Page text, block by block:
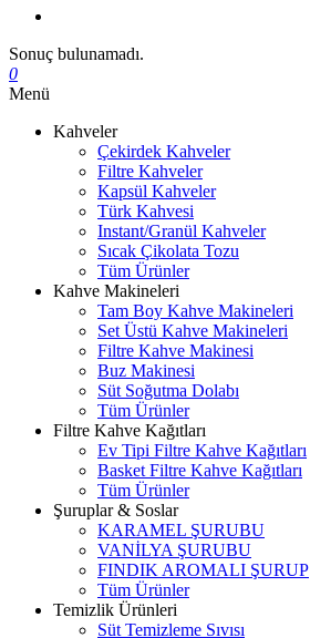
Sonuç bulunamadı.
0
Menü
Kahveler
Çekirdek Kahveler
Filtre Kahveler
Kapsül Kahveler
Türk Kahvesi
Instant/Granül Kahveler
Sıcak Çikolata Tozu
Tüm Ürünler
Kahve Makineleri
Tam Boy Kahve Makineleri
Set Üstü Kahve Makineleri
Filtre Kahve Makinesi
Buz Makinesi
Süt Soğutma Dolabı
Tüm Ürünler
Filtre Kahve Kağıtları
Ev Tipi Filtre Kahve Kağıtları
Basket Filtre Kahve Kağıtları
Tüm Ürünler
Şuruplar & Soslar
KARAMEL ŞURUBU
VANİLYA ŞURUBU
FINDIK AROMALI ŞURUP
Tüm Ürünler
Temizlik Ürünleri
Süt Temizleme Sıvısı